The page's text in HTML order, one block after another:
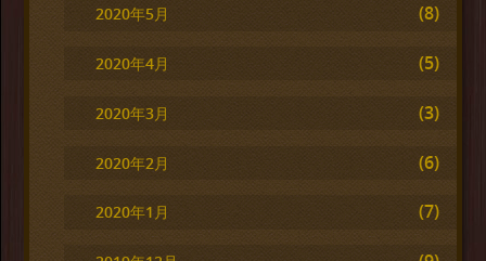
2020年5月 (8)
2020年4月 (5)
2020年3月 (3)
2020年2月 (6)
2020年1月 (7)